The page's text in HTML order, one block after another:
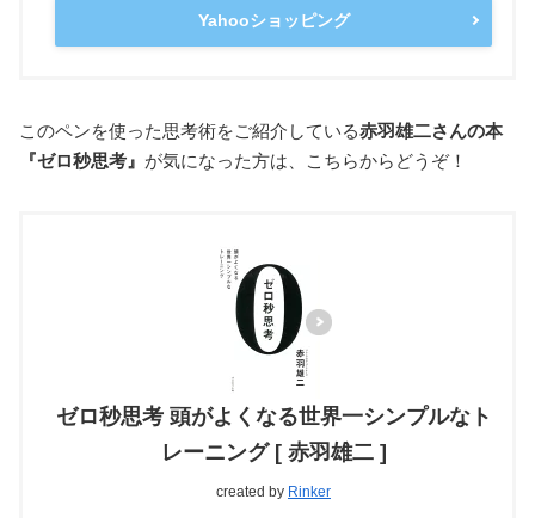
Yahooショッピング
このペンを使った思考術をご紹介している赤羽雄二さんの本
『ゼロ秒思考』 が気になった方は、こちらからどうぞ！
ゼロ秒思考 頭がよくなる世界一シンプルなト
レーニング [ 赤羽雄二 ]
created by Rinker